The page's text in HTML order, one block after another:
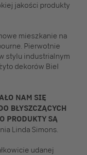
jakości produkty
mieszkanie na
Pierwotnie
stylu industrialnym
dekorów Biel
NAM SIĘ
BŁYSZCZĄCYCH
PRODUKTY SĄ
Linda Simons.
udanej